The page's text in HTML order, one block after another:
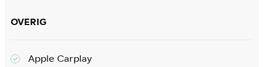
OVERIG
Apple Carplay